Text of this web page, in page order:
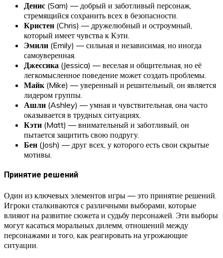
Денис (Sam) — добрый и заботливый персонаж,
стремящийся сохранить всех в безопасности.
Кристен (Chris) — дружелюбный и остроумный,
который имеет чувства к Кэти.
Эмили (Emily) — сильная и независимая, но иногда
самоуверенная.
Джессика (Jessica) — веселая и общительная, но её
легкомысленное поведение может создать проблемы.
Майк(Mike) — уверенный и решительный, он является
лидером группы.
Ашли (Ashley) — умная и чувствительная, она часто
оказывается в трудных ситуациях.
Кэти (Matt) — внимательный и заботливый, он
пытается защитить свою подругу.
Бен (Josh) — друг всех, у которого есть свои скрытые
мотивы.
Принятие решений
Один из ключевых элементов игры — это принятие решений.
Игроки сталкиваются с различными выборами, которые
влияют на развитие сюжета и судьбу персонажей. Эти выборы
могут касаться моральных дилемм, отношений между
персонажами и того, как реагировать на угрожающие
ситуации.